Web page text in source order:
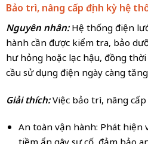
Bảo trì, nâng cấp định kỳ hệ
Nguyên nhân: Hệ thống điện
hành cần được kiểm tra, bảo
hư hỏng hoặc lạc hậu, đồng
cầu sử dụng điện ngày càng
Giải thích: Việc bảo trì, nâng
An toàn vận hành: Phát hiện